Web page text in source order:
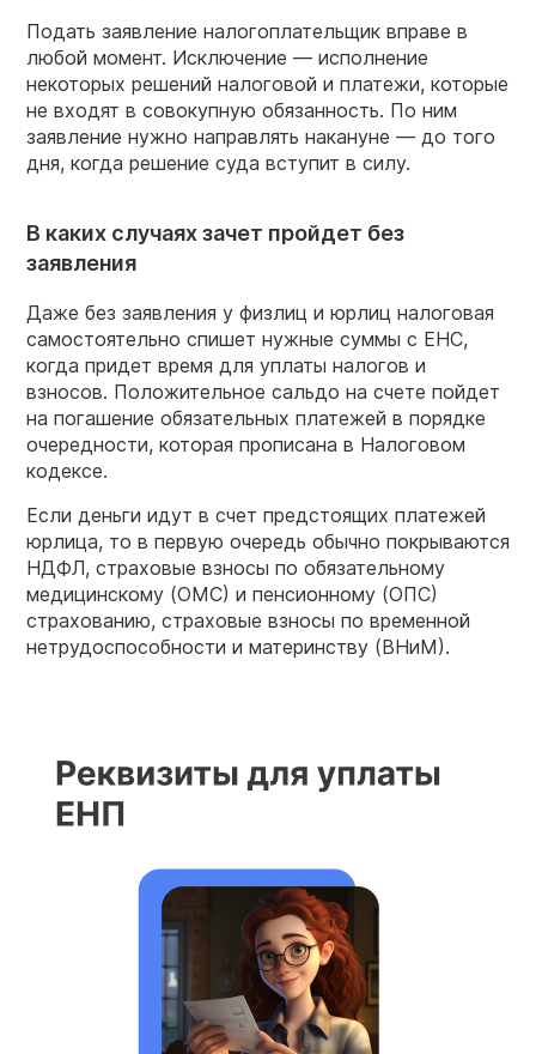
Подать заявление налогоплательщик вправе в
любой момент. Исключение — исполнение
некоторых решений налоговой и платежи, которые
не входят в совокупную обязанность. По ним
заявление нужно направлять накануне — до того
дня, когда решение суда вступит в силу.
В каких случаях зачет пройдет без
заявления
Даже без заявления у физлиц и юрлиц налоговая
самостоятельно спишет нужные суммы с ЕНС,
когда придет время для уплаты налогов и
взносов. Положительное сальдо на счете пойдет
на погашение обязательных платежей в порядке
очередности, которая прописана в Налоговом
кодексе.
Если деньги идут в счет предстоящих платежей
юрлица, то в первую очередь обычно покрываются
НДФЛ, страховые взносы по обязательному
медицинскому (ОМС) и пенсионному (ОПС)
страхованию, страховые взносы по временной
нетрудоспособности и материнству (ВНиМ).